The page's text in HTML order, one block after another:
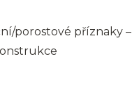
porostové příznaky –